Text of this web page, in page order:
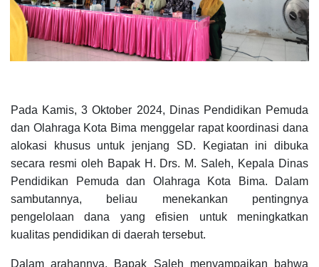
Pada Kamis, 3 Oktober 2024, Dinas Pendidikan Pemuda
dan Olahraga Kota Bima menggelar rapat koordinasi dana
alokasi khusus untuk jenjang SD. Kegiatan ini dibuka
secara resmi oleh Bapak H. Drs. M. Saleh, Kepala Dinas
Pendidikan Pemuda dan Olahraga Kota Bima. Dalam
sambutannya, beliau menekankan pentingnya
pengelolaan dana yang efisien untuk meningkatkan
kualitas pendidikan di daerah tersebut.
Dalam arahannya, Bapak Saleh menyampaikan bahwa